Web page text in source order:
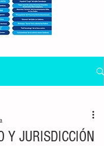
Y JURISDICCIÓN